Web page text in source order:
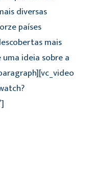
diversas
países
mais
ideia sobre a